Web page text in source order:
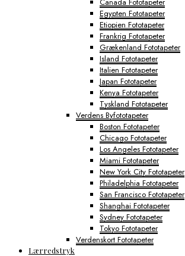
Egypten Fototapeter
Etiopien Fototapeter
Frankrig Fototapeter
Grækenland Fototapeter
Island Fototapeter
Italien Fototapeter
Japan Fototapeter
Kenya Fototapeter
Tyskland Fototapeter
Verdens Byfototapeter
Boston Fototapeter
Chicago Fototapeter
Los Angeles Fototapeter
Miami Fototapeter
New York City Fototapeter
Philadelphia Fototapeter
San Francisco Fototapeter
Shanghai Fototapeter
Sydney Fototapeter
Tokyo Fototapeter
Verdenskort Fototapeter
Lærredstryk